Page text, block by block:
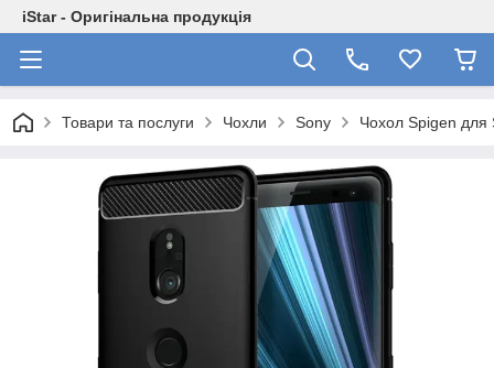
iStar - Оригінальна продукція
Товари та послуги Чохли Sony Чохол Spigen для